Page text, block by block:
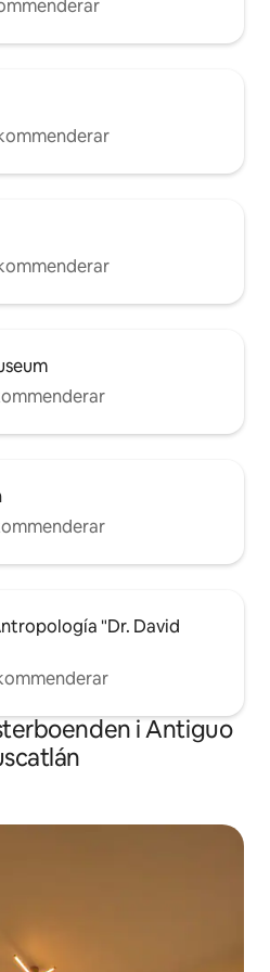
"Dr. David
i Antiguo